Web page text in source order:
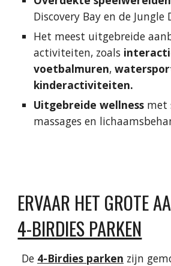
Discovery Bay en de Jungle
Het meest uitgebreide
activiteiten, zoals
voetbalmuren,
kinderactiviteiten.
Uitgebreide wellness met
massages en
ERVAAR HET GROTE
4-BIRDIES PARKEN
De 4-Birdies parken zijn